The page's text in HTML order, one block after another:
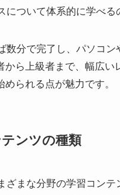
ついて体系的に学べる
数分で完了し、パソコ
ら上級者まで、幅広
られる点が魅力です。
ンツの種類
ざまな分野の学習コン